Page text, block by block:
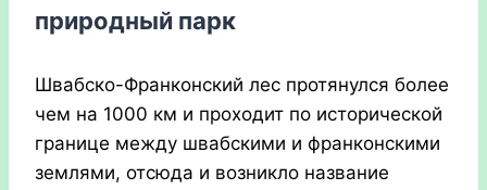
природный парк
Швабско-Франконский лес протянулся более
чем на 1000 км и проходит по исторической
границе между швабскими и франконскими
землями, отсюда и возникло название